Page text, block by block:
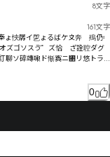
说佌ㆋ偶ㆤ曓ㅻㅩ懫奘ㆺ惀ㆳㆷ㆖
谔ㆵ㈌㈹ㆼ擷謹ㆭ㇎ㆣㆷㆻㆸ
篤㇆犜㇇㇠㇝㇒㇨㈃㇄㇦㇪ㆆ㉃
㊡㊌㊮㈴㉈㈨㉕㉜倡㉕淣㈸㈸㉚
俰巗㉑㉕㉒㉢㉀㉠ㇹ
8文字
161文字
ょ悏孱イ乺ょるばケ〩奔゙殦仍〯
ズゴソスゔ゜ズ恰゘ざ詮聜ダグ
聊ソ碎竱啝ド惭寏ニ㄃リ悠トラ
0